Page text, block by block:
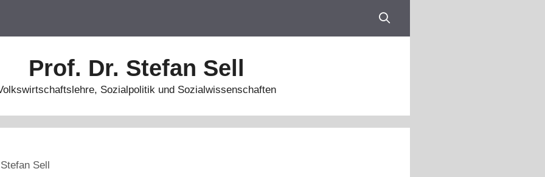
Prof. Dr. Stefan Sell
Sozialpolitik und Sozialwissenschaften
Stefan Sell